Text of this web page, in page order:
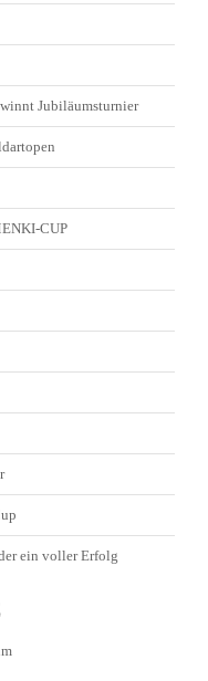
Jubiläumsturnier
CUP
ein voller Erfolg